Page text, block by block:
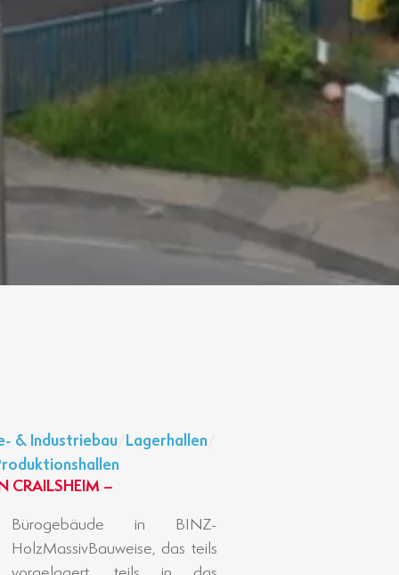
& Industriebau/Lagerhallen/
CRAILSHEIM –